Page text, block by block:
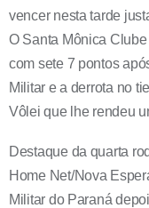
vencer nesta tarde
O Santa Mônica
com sete 7 pontos
Militar e a derrota no
Vôlei que lhe rendeu
Destaque da quarta
Home Net/Nova
Militar do Paraná